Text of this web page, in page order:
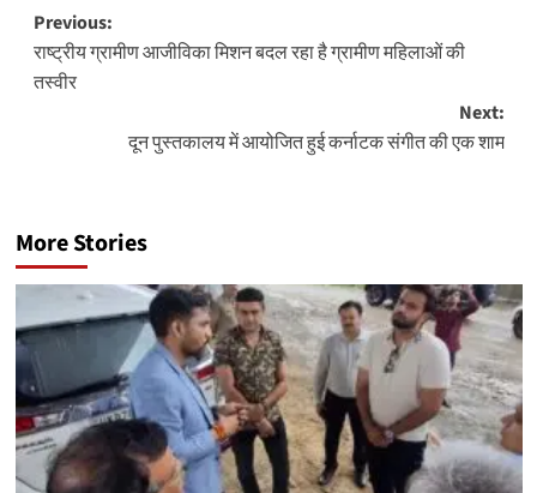
Post
navigation
Previous:
राष्ट्रीय ग्रामीण आजीविका मिशन बदल रहा है ग्रामीण महिलाओं की
तस्वीर
Next:
दून पुस्तकालय में आयोजित हुई कर्नाटक संगीत की एक शाम
More Stories